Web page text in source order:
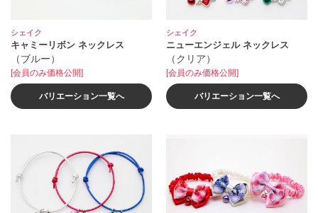
シェイク
キャミーリボン ネックレス
（ブルー）
[会員のみ価格公開]
バリエーション一覧へ
シェイク
ニューエンジェル ネックレス
（クリア）
[会員のみ価格公開]
バリエーション一覧へ